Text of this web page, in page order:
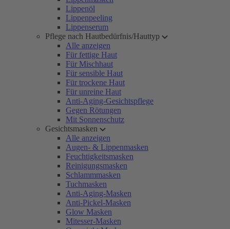
Lippenöl
Lippenpeeling
Lippenserum
Pflege nach Hautbedürfnis/Hauttyp
Alle anzeigen
Für fettige Haut
Für Mischhaut
Für sensible Haut
Für trockene Haut
Für unreine Haut
Anti-Aging-Gesichtspflege
Gegen Rötungen
Mit Sonnenschutz
Gesichtsmasken
Alle anzeigen
Augen- & Lippenmasken
Feuchtigkeitsmasken
Reinigungsmasken
Schlammmasken
Tuchmasken
Anti-Aging-Masken
Anti-Pickel-Masken
Glow Masken
Mitesser-Masken